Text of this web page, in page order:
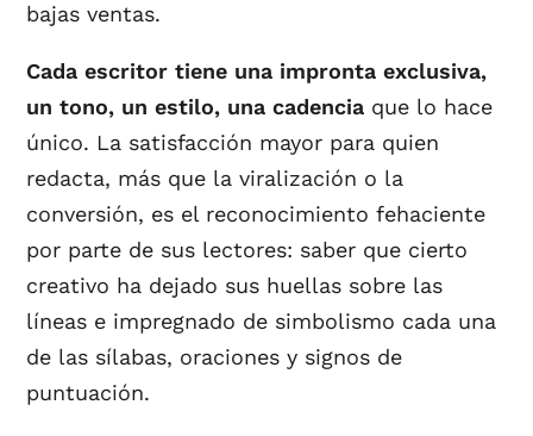
bajas ventas.
Cada escritor tiene una impronta exclusiva,
un tono, un estilo, una cadencia que lo hace
único. La satisfacción mayor para quien
redacta, más que la viralización o la
conversión, es el reconocimiento fehaciente
por parte de sus lectores: saber que cierto
creativo ha dejado sus huellas sobre las
líneas e impregnado de simbolismo cada una
de las sílabas, oraciones y signos de
puntuación.